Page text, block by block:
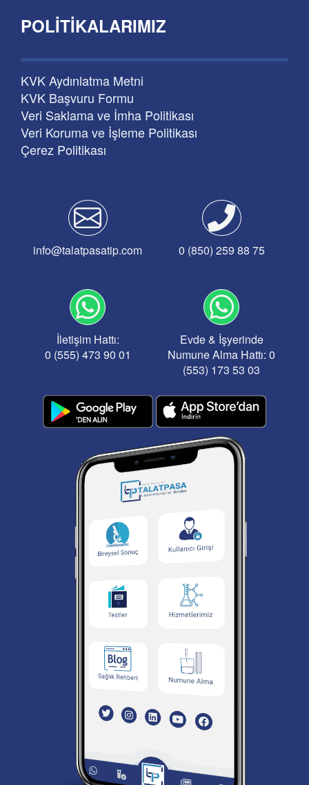
POLITIKALARIMIZ
KVK Aydınlatma Metni
KVK Başvuru Formu
Veri Saklama ve İmha Politikası
Veri Koruma ve İşleme Politikası
Çerez Politikası
info@talatpasatip.com 0 (850) 259 88 75
İletişim Hattı:
0 (555) 473 90 01
Evde & İşyerinde
Numune Alma Hattı: 0
(553) 173 53 03